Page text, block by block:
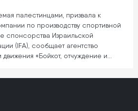
палестинцами, призвала к
по производству спортивной
спонсорства Израильской
(IFA), сообщает агентство
«Бойкот, отчуждение и…